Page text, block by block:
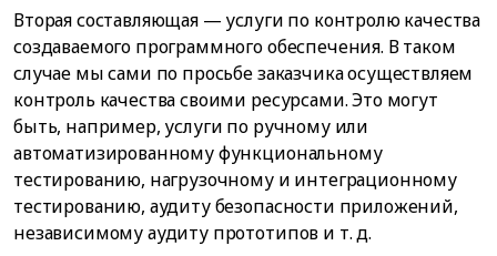
Вторая составляющая — услуги по контролю качества
создаваемого программного обеспечения. В таком
случае мы сами по просьбе заказчика осуществляем
контроль качества своими ресурсами. Это могут
быть, например, услуги по ручному или
автоматизированному функциональному
тестированию, нагрузочному и интеграционному
тестированию, аудиту безопасности приложений,
независимому аудиту прототипов и т. д.